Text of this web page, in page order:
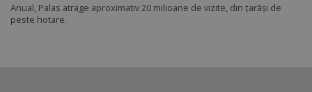
Anual, Palas atrage aproximativ 20 milioane de vizite, din țarăși de
peste hotare.